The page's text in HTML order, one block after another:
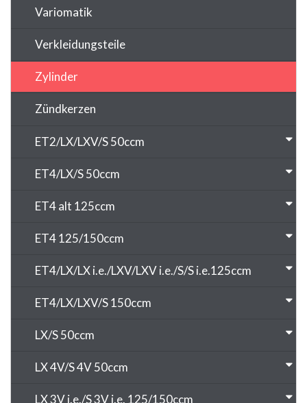
Variomatik
Verkleidungsteile
Zylinder
Zündkerzen
ET2/LX/LXV/S 50ccm
ET4/LX/S 50ccm
ET4 alt 125ccm
ET4 125/150ccm
ET4/LX/LX i.e./LXV/LXV i.e./S/S i.e.125ccm
ET4/LX/LXV/S 150ccm
LX/S 50ccm
LX 4V/S 4V 50ccm
LX 3V i.e./S 3V i.e. 125/150ccm